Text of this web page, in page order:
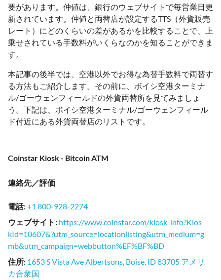
要があります。仲値は、銀行のウェブサイトで毎営業日更
新されています。仲値と両替店が設定するTTS（外貨販売
レート）にどのくらいの差があるかを比較することで、上
乗せされている手数料がいくらなのかを知ることができま
す。
本記事の後半では、空港以外でお得な為替手数料で両替す
る方法もご紹介します。その前に、ボイシ空港ターミナ
ル/ゴーウェンフィールドの外貨両替所を見てみましょ
う。下記は、ボイシ空港ターミナル/ゴーウェンフィール
ド付近にある外貨両替店のリストです。
Coinstar Kiosk - Bitcoin ATM
連絡先／評価
電話:+1 800-928-2274
ウェブサイト : https://www.coinstar.com/kiosk-info?Kios
kId=10607&?utm_source=locationlisting&utm_medium=g
mb&utm_campaign=webbutton%EF%BF%BD
住所: 1653 S Vista Ave Albertsons, Boise, ID 83705 アメリ
カ合衆国